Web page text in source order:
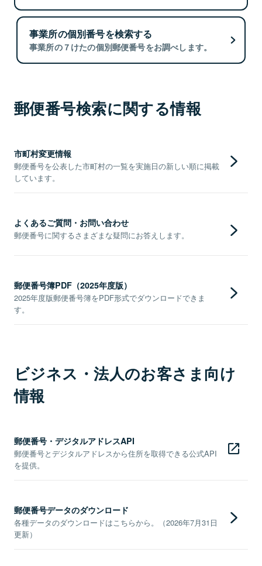
事業所の個別番号を検索する
事業所の７けたの個別郵便番号をお調べします。
郵便番号検索に関する情報
市町村変更情報
郵便番号を公表した市町村の一覧を実施日の新しい順に掲載
しています。
よくあるご質問・お問い合わせ
郵便番号に関するさまざまな疑問にお答えします。
郵便番号簿PDF（2025年度版）
2025年度版郵便番号簿をPDF形式でダウンロードできま
す。
ビジネス・法人のお客さま向け
情報
郵便番号・デジタルアドレスAPI
郵便番号とデジタルアドレスから住所を取得できる公式API
を提供。
郵便番号データのダウンロード
各種データのダウンロードはこちらから。（2026年7月31日
更新）